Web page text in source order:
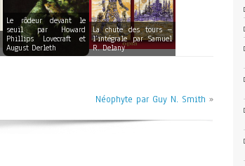
Le rôdeur devant le
seuil par Howard
Phillips Lovecraft et
August Derleth
La chute des tours –
l’intégrale par Samuel
R. Delany
Néophyte par Guy N. Smith »